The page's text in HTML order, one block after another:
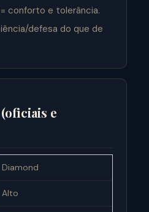
conforto e tolerância.
defesa do que de
e
Diamond
Alto